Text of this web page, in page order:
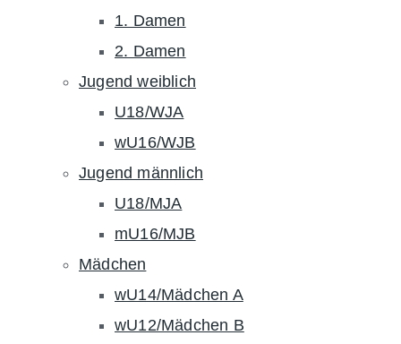
1. Damen
2. Damen
Jugend weiblich
U18/WJA
wU16/WJB
Jugend männlich
U18/MJA
mU16/MJB
Mädchen
wU14/Mädchen A
wU12/Mädchen B